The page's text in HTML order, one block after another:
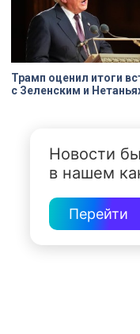
Трамп оценил итоги
с Зеленским и
Новости
в нашем
Перейти